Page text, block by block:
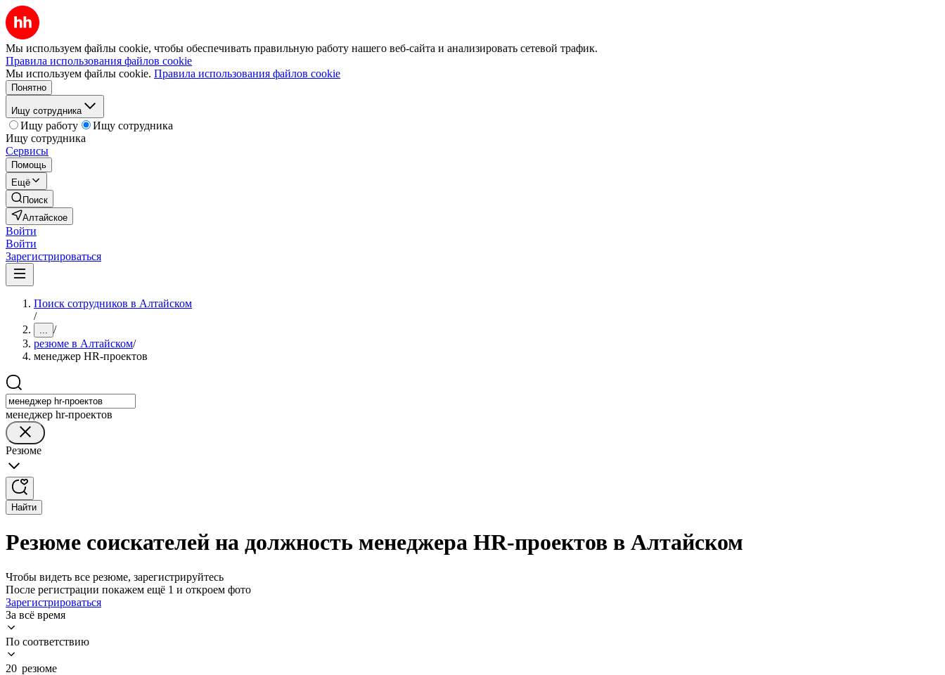
Мы используем файлы cookie, чтобы обеспечивать правильную работу нашего веб-сайта и анализировать сетевой трафик.
Правила использования файлов cookie
Мы используем файлы cookie. Правила использования файлов cookie
Понятно
Ищу сотрудника
Ищу работу
Ищу сотрудника
Ищу сотрудника
Сервисы
Помощь
Ещё
Поиск
Алтайское
Войти
Войти
Зарегистрироваться
Поиск сотрудников в Алтайском
/
... /
резюме в Алтайском/
менеджер HR-проектов
менеджер hr-проектов
Резюме
Найти
Резюме соискателей на должность менеджера HR-проектов в Алтайском
Чтобы видеть все резюме, зарегистрируйтесь
После регистрации покажем ещё 1 и откроем фото
Зарегистрироваться
За всё время
По соответствию
20 резюме